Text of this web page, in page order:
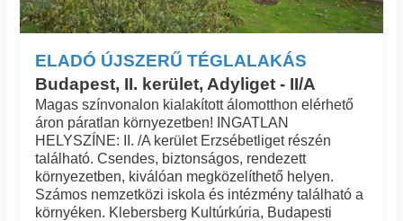
ELADÓ ÚJSZERŰ TÉGLALAKÁS
Budapest, II. kerület, Adyliget - II/A
Magas színvonalon kialakított álomotthon elérhető
áron páratlan környezetben! INGATLAN
HELYSZÍNE: II. /A kerület Erzsébetliget részén
található. Csendes, biztonságos, rendezett
környezetben, kiválóan megközelíthető helyen.
Számos nemzetközi iskola és intézmény található a
környéken. Klebersberg Kultúrkúria, Budapesti